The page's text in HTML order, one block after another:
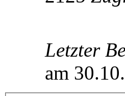
Letzter
am